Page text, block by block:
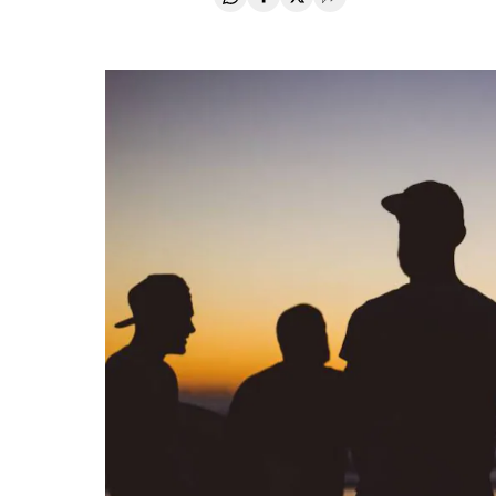
Compartir en Whatsapp
Compartir en Facebook
Compartir en Twitter
Desplegar Redes